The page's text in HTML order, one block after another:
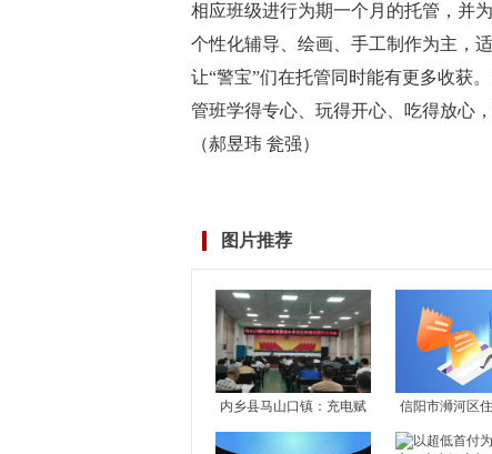
相应班级进行为期一个月的托管，并
个性化辅导、绘画、手工制作为主，
让“警宝”们在托管同时能有更多收获
管班学得专心、玩得开心、吃得放心
（郝昱玮 瓮强）
图片推荐
内乡县马山口镇：充电赋
能 提升政务服务“软实力”
信阳市浉河区
动履职服务 优